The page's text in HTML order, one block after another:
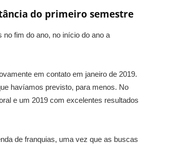
do primeiro semestre
fim do ano, no início do ano a
em contato em janeiro de 2019.
havíamos previsto, para menos. No
e um 2019 com excelentes resultados
de franquias, uma vez que as buscas